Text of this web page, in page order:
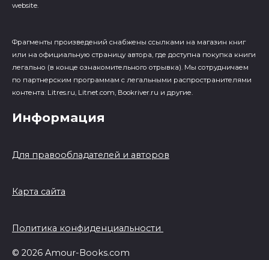
website.
Фрагменты произведений cнабжены ссылками на магазин книг
или на официальную страницу автора, где доступна покупка книги
легально (в конце ознакомительного отрывка). Мы сотрудничаем
по партнерским программам с легальными распространителями
контента: Litres.ru, Litnet.com, Bookriver.ru и другие.
Информация
Для правообладателей и авторов
Карта сайта
Политика конфиденциальности
© 2026 Amour-Books.com